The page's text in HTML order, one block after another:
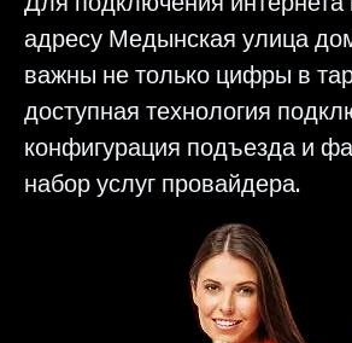
адресу Медынская улица
важны не только цифры в
доступная технология
конфигурация подъезда и
набор услуг провайдера.